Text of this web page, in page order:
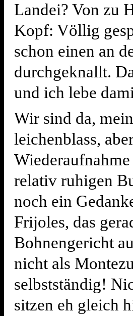
Landei? Von zu
Kopf: Völlig
schon einen an
durchgeknallt.
und ich lebe
Wir sind da,
leichenblass,
relativ ruhigen
noch ein
Frijoles, das
Bohnengericht
nicht als
selbstständig!
sitzen eh gleich